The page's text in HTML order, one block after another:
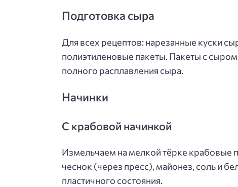
Подготовка сыра
Для всех рецептов: нарезанные куски
полиэтиленовые пакеты. Пакеты с
полного расплавления сыра.
Начинки
С крабовой начинкой
Измельчаем на мелкой тёрке крабовые
чеснок (через пресс), майонез, соль и
пластичного состояния.